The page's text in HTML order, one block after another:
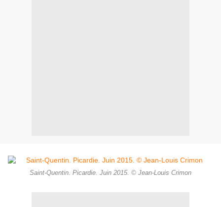
Saint-Quentin. Picardie. Juin 2015. © Jean-Louis Crimon